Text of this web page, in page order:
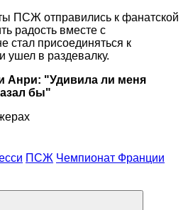
ПСЖ отправились к фанатской
радость вместе с
стал присоединяться к
ушел в раздевалку.
Анри: "Удивила ли меня
бы"
ПСЖ Чемпионат Франции